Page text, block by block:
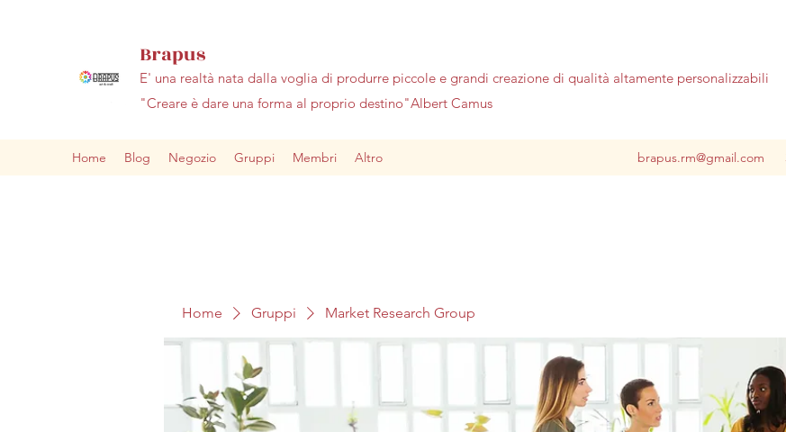
Brapus
E' una realtà nata dalla voglia di produrre piccole e grandi creazione di qualità altamente personalizzabili
"Creare è dare una forma al proprio destino"Albert Camus
Home Blog Negozio Gruppi Membri Altro brapus.rm@gmail.com
Home Gruppi Market Research Group